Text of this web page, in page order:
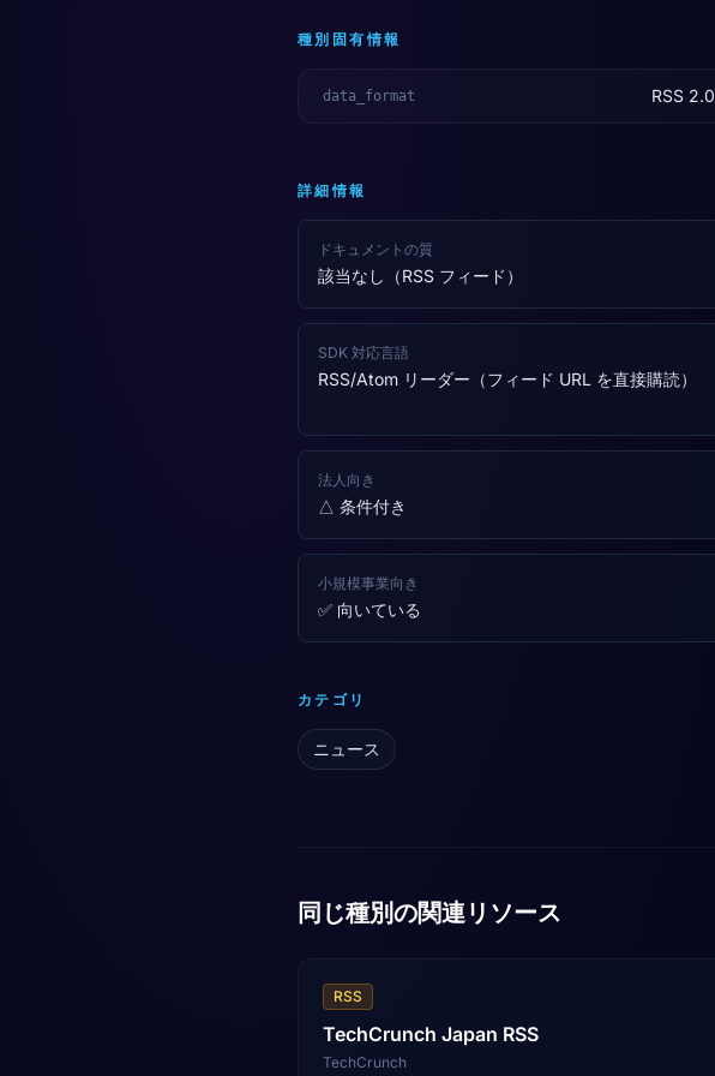
種別固有情報
data_format RSS 2.0
詳細情報
ドキュメントの質
該当なし（RSS フィード）
SDK 対応言語
RSS/Atom リーダー（フィード URL を直接購読）
法人向き
△ 条件付き
小規模事業向き
✅ 向いている
カテゴリ
ニュース
同じ種別の関連リソース
RSS
TechCrunch Japan RSS
TechCrunch